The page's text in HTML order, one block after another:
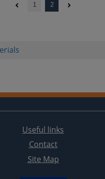
1 2
Useful links
Contact
Site Map